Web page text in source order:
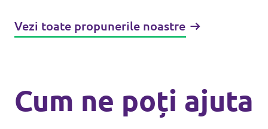
Vezi toate propunerile noastre
Cum ne poți ajuta